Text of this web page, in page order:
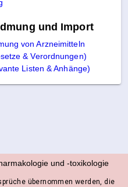
und Import
von Arzneimitteln
& Verordnungen)
Listen & Anhänge)
und ‑toxikologie
übernommen werden, die